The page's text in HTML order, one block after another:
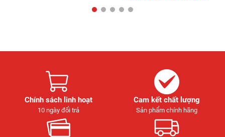
Chính sách linh hoạt
10 ngày đổi trả
Cam kết chất lượng
Sản phẩm chính hãng